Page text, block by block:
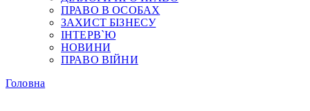
ПРАВО В ОСОБАХ
ЗАХИСТ БІЗНЕСУ
ІНТЕРВ`Ю
НОВИНИ
ПРАВО ВІЙНИ
Головна